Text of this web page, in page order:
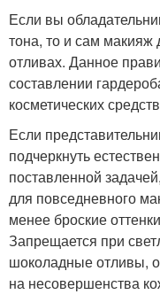
Если вы
тона, то и сам
отливах. Данное
составлении
косметических
Если
подчеркнуть
поставленной
для повседневного
менее броские
Запрещается при
шоколадные отливы,
на несовершенства